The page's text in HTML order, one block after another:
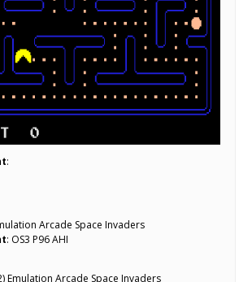
:
Arcade Space Invaders
: OS3 P96 AHI
Emulation Arcade Space Invaders